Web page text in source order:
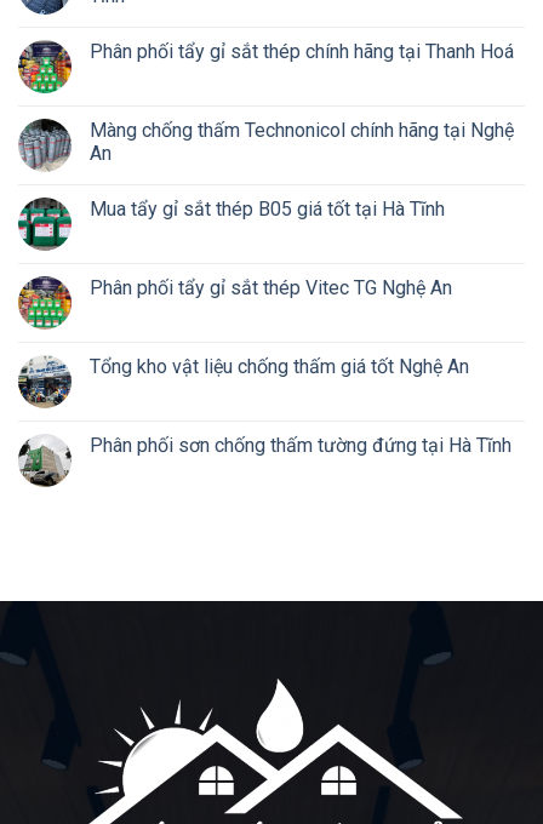
Phân phối tẩy gỉ sắt thép chính hãng tại Thanh Hoá
Màng chống thấm Technonicol chính hãng tại Nghệ
An
Mua tẩy gỉ sắt thép B05 giá tốt tại Hà Tĩnh
Phân phối tẩy gỉ sắt thép Vitec TG Nghệ An
Tổng kho vật liệu chống thấm giá tốt Nghệ An
Phân phối sơn chống thấm tường đứng tại Hà Tĩnh